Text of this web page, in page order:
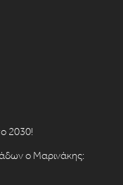
2030!
ο Μαρινάκης: